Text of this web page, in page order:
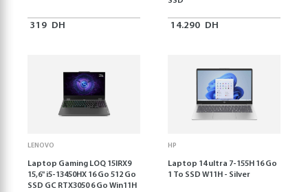
319 DH 14.290 DH
LENOVO
Laptop Gaming LOQ 15IRX9
15,6'' i5-13450HX 16 Go 512 Go
SSD GC RTX3050 6 Go Win11H
HP
Laptop 14 ultra 7-155H 16 Go
1 To SSD W11H - Silver